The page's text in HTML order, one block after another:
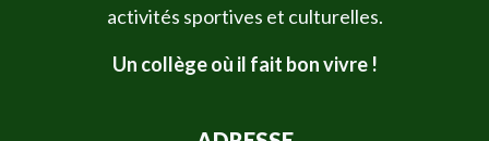
activités sportives et culturelles.
Un collège où il fait bon vivre !